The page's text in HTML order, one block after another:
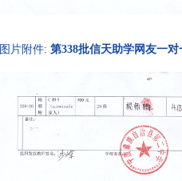
图片附件:第338批信天助学网友一